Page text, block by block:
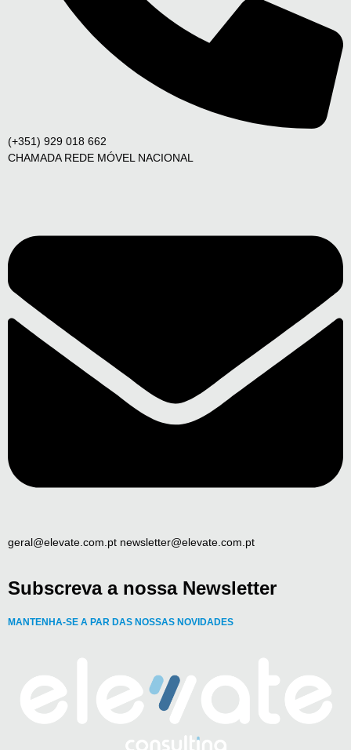
(+351) 929 018 662
CHAMADA REDE MÓVEL NACIONAL
geral@elevate.com.pt newsletter@elevate.com.pt
Subscreva a nossa Newsletter
MANTENHA-SE A PAR DAS NOSSAS NOVIDADES